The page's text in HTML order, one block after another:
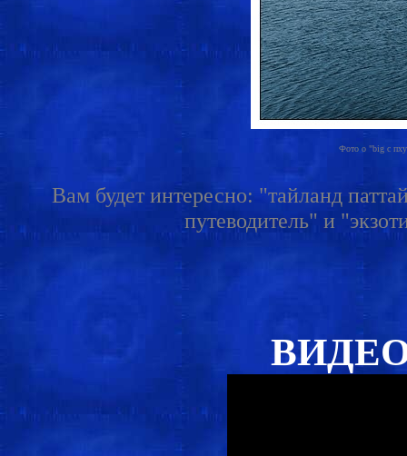
Фото о "big c
Вам будет интересно: "тайланд
путеводитель" и